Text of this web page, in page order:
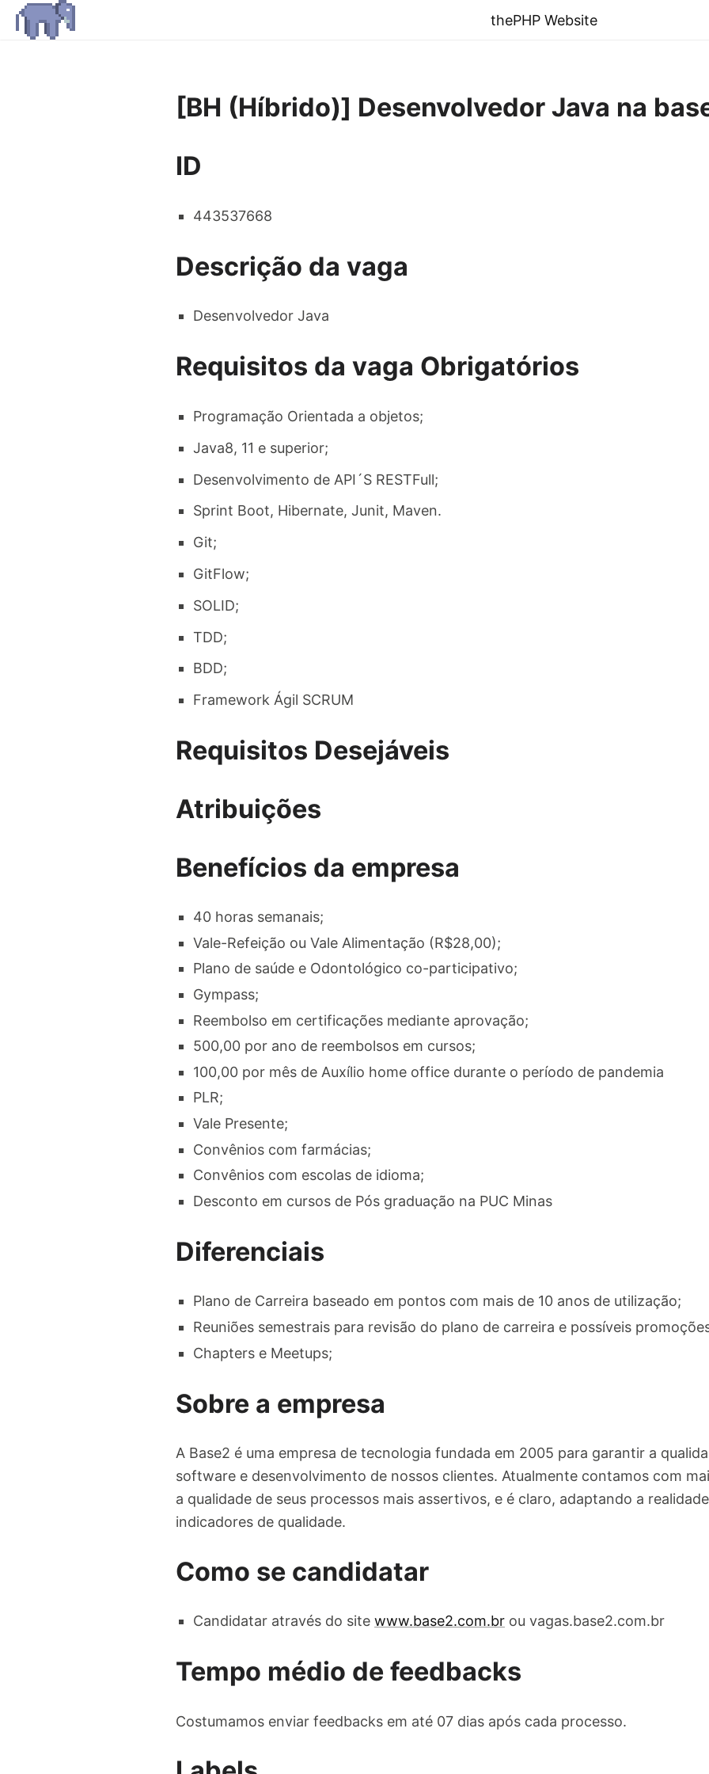
thePHP Website
[BH (Híbrido)] Desenvolvedor Java na
ID
443537668
Descrição da vaga
Desenvolvedor Java
Requisitos da vaga Obrigatórios
Programação Orientada a objetos;
Java8, 11 e superior;
Desenvolvimento de API´S RESTFull;
Sprint Boot, Hibernate, Junit, Maven.
Git;
GitFlow;
SOLID;
TDD;
BDD;
Framework Ágil SCRUM
Requisitos Desejáveis
Atribuições
Benefícios da empresa
40 horas semanais;
Vale-Refeição ou Vale Alimentação (R$28,00);
Plano de saúde e Odontológico co-participativo;
Gympass;
Reembolso em certificações mediante aprovação;
500,00 por ano de reembolsos em cursos;
100,00 por mês de Auxílio home office durante o período de pandemia
PLR;
Vale Presente;
Convênios com farmácias;
Convênios com escolas de idioma;
Desconto em cursos de Pós graduação na PUC Minas
Diferenciais
Plano de Carreira baseado em pontos com mais de 10 anos de utilização;
Reuniões semestrais para revisão do plano de carreira e possíveis
Chapters e Meetups;
Sobre a empresa
A Base2 é uma empresa de tecnologia fundada em 2005 para garantir a
software e desenvolvimento de nossos clientes. Atualmente contamos com
a qualidade de seus processos mais assertivos, e é claro, adaptando a
indicadores de qualidade.
Como se candidatar
Candidatar através do site www.base2.com.br ou vagas.base2.com.br
Tempo médio de feedbacks
Costumamos enviar feedbacks em até 07 dias após cada processo.